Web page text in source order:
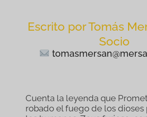
Escrito por Tomás
Socio
Cuenta la leyenda que
robado el fuego de los dioses